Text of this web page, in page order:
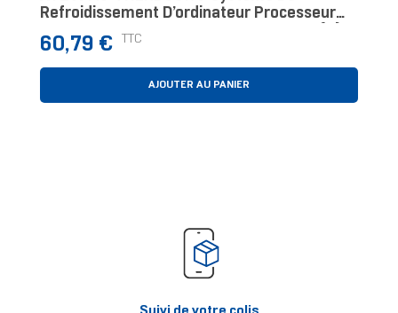
Refroidissement D’ordinateur Processeur
Refroidisseur D'air 12 Cm Blanc 1 Pièce(s)
Prix
60,79 € TTC
AJOUTER AU PANIER